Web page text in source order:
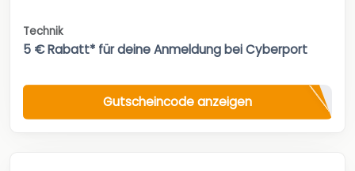
Technik
5 € Rabatt* für deine Anmeldung bei Cyberport
Gutscheincode anzeigen